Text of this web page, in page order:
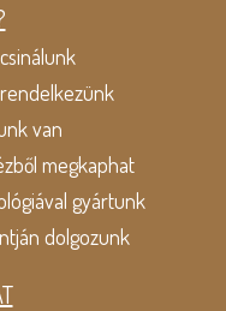
van
megkaphat
gyártunk
dolgozunk